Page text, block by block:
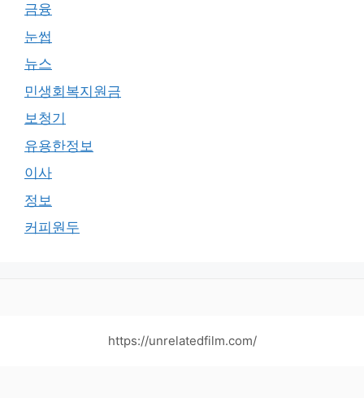
금융
눈썹
뉴스
민생회복지원금
보청기
유용한정보
이사
정보
커피원두
https://unrelatedfilm.com/